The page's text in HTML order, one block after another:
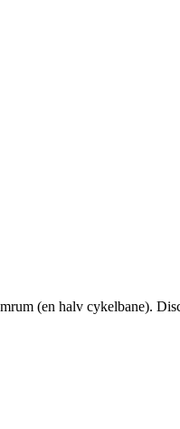
(en halv cykelbane).